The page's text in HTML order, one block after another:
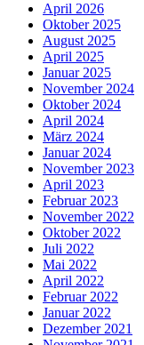
April 2026
Oktober 2025
August 2025
April 2025
Januar 2025
November 2024
Oktober 2024
April 2024
März 2024
Januar 2024
November 2023
April 2023
Februar 2023
November 2022
Oktober 2022
Juli 2022
Mai 2022
April 2022
Februar 2022
Januar 2022
Dezember 2021